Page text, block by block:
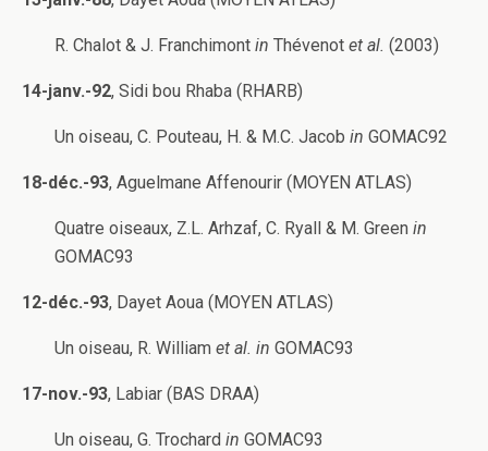
R. Chalot & J. Franchimont in Thévenot et al. (2003)
14-janv.-92, Sidi bou Rhaba (RHARB)
Un oiseau, C. Pouteau, H. & M.C. Jacob in GOMAC92
18-déc.-93, Aguelmane Affenourir (MOYEN ATLAS)
Quatre oiseaux, Z.L. Arhzaf, C. Ryall & M. Green in
GOMAC93
12-déc.-93, Dayet Aoua (MOYEN ATLAS)
Un oiseau, R. William et al. in GOMAC93
17-nov.-93, Labiar (BAS DRAA)
Un oiseau, G. Trochard in GOMAC93